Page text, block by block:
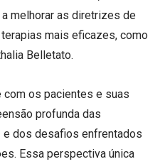
melhorar as diretrizes de
mais eficazes, como
Belletato.
os pacientes e suas
profunda das
dos desafios enfrentados
Essa perspectiva única